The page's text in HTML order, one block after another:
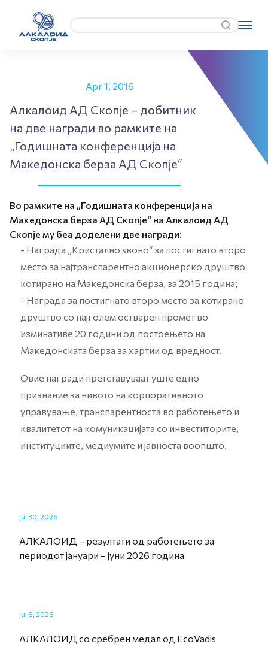
Apr 1, 2016
Алкалоид АД Скопје – добитник
на две награди во рамките на
„Годишната конференција на
Македонска берза АД Скопје“
Во рамките на „Годишната конференција на
Македонска берза АД Скопје“ на Алкалоид АД
Скопје му беа доделени две награди:
- Награда „Кристално ѕвоно“ за постигнато второ
место за најтранспарентно акционерско друштво
котирано на Македонска берза, за 2015 година;
- Награда за постигнато второ место за котирано
друштво со најголем остварен промет во
изминативе 20 години од постоењето на
Македонската берза за хартии од вредност.
Овие награди претставуваат уште едно
признание за нивото на корпоративното
управување, транспарентноста во работењето и
квалитетот на комуникацијата со инвеститорите,
институциите, медиумите и јавноста воопшто.
Jul 30, 2026
АЛКАЛОИД – резултати од работењето за
периодот јануари – јуни 2026 година
Jul 6, 2026
АЛКАЛОИД со сребрен медал од EcoVadis